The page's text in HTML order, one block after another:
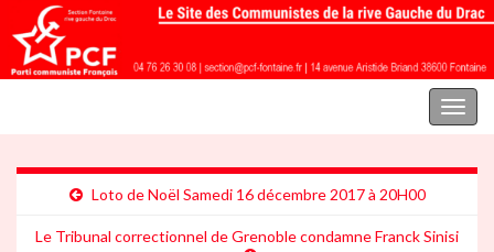
Toggle
Loto de Noël Samedi 16 décembre 2017 à 20H00
Le Tribunal correctionnel de Grenoble condamne Franck Sinisi